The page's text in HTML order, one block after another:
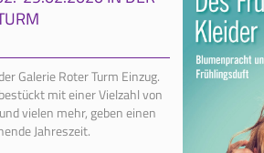
Galerie Roter Turm Einzug.
mit einer Vielzahl von
vielen mehr, geben einen
Jahreszeit.